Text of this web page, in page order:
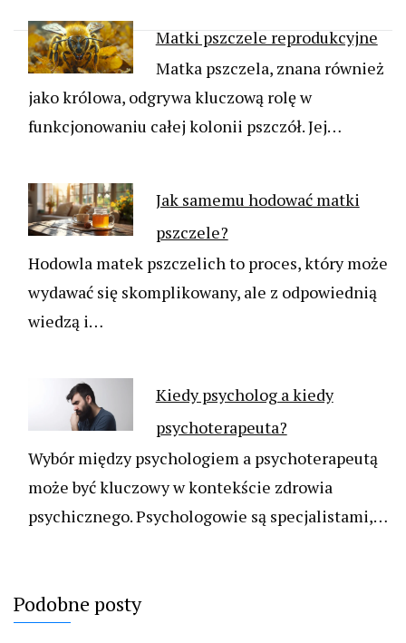
Matki pszczele reprodukcyjne
Matka pszczela, znana również
jako królowa, odgrywa kluczową rolę w
funkcjonowaniu całej kolonii pszczół. Jej…
Jak samemu hodować matki
pszczele?
Hodowla matek pszczelich to proces, który może
wydawać się skomplikowany, ale z odpowiednią
wiedzą i…
Kiedy psycholog a kiedy
psychoterapeuta?
Wybór między psychologiem a psychoterapeutą
może być kluczowy w kontekście zdrowia
psychicznego. Psychologowie są specjalistami,…
Podobne posty